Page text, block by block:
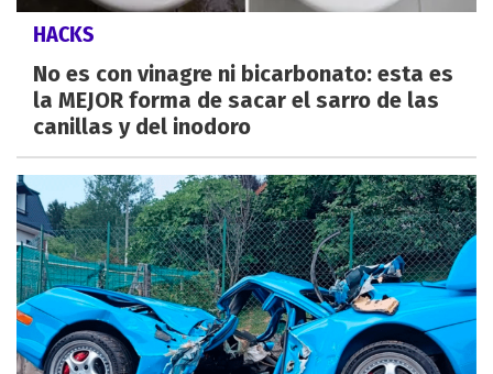
HACKS
No es con vinagre ni bicarbonato: esta es
la MEJOR forma de sacar el sarro de las
canillas y del inodoro